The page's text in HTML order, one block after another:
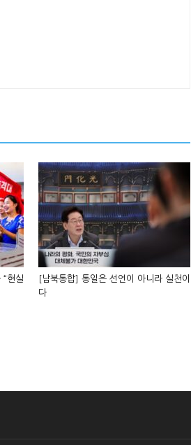
“현실
[남북통합] 통일은 선언이 아니라 실천이
다